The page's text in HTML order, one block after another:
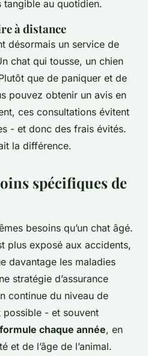
tangible au quotidien.
à distance
désormais un service de
chat qui tousse, un chien
que de paniquer et de
pouvez obtenir un avis en
ces consultations évitent
- et donc des frais évités.
la différence.
spécifiques de
besoins qu’un chat âgé.
plus exposé aux accidents,
davantage les maladies
stratégie d’assurance
continue du niveau de
- et souvent
chaque année, en
et de l’âge de l’animal.